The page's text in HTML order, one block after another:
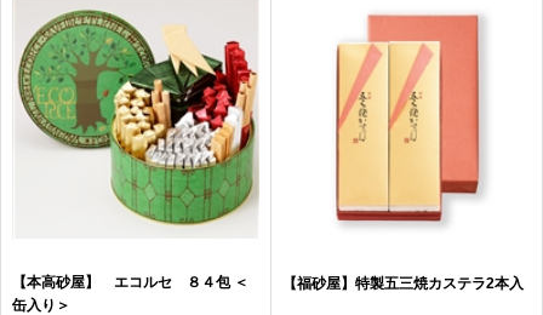
【本高砂屋】 エコルセ ８４包 ＜
缶入り＞
【福砂屋】特製五三焼カステラ2本入